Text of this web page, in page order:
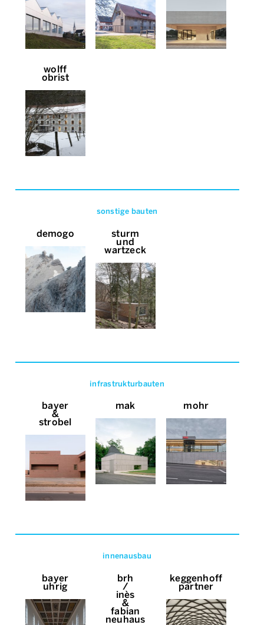
wolff
obrist
sonstige bauten
demogo sturm
und
wartzeck
infrastrukturbauten
bayer
&
strobel
mak mohr
innenausbau
bayer
uhrig
brh
/
inès
&
fabian
neuhaus
keggenhoff
partner